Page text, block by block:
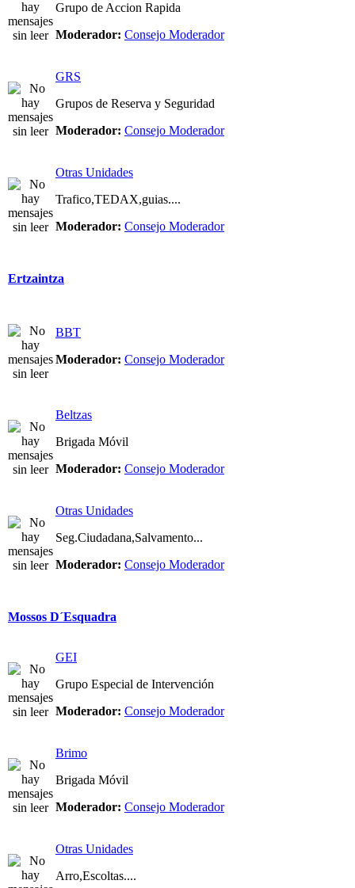
Grupo de Accion Rapida
Moderador: Consejo Moderador
GRS
Grupos de Reserva y Seguridad
Moderador: Consejo Moderador
Otras Unidades
Trafico,TEDAX,guias....
Moderador: Consejo Moderador
Ertzaintza
BBT
Moderador: Consejo Moderador
Beltzas
Brigada Móvil
Moderador: Consejo Moderador
Otras Unidades
Seg.Ciudadana,Salvamento...
Moderador: Consejo Moderador
Mossos D´Esquadra
GEI
Grupo Especial de Intervención
Moderador: Consejo Moderador
Brimo
Brigada Móvil
Moderador: Consejo Moderador
Otras Unidades
Arro,Escoltas....